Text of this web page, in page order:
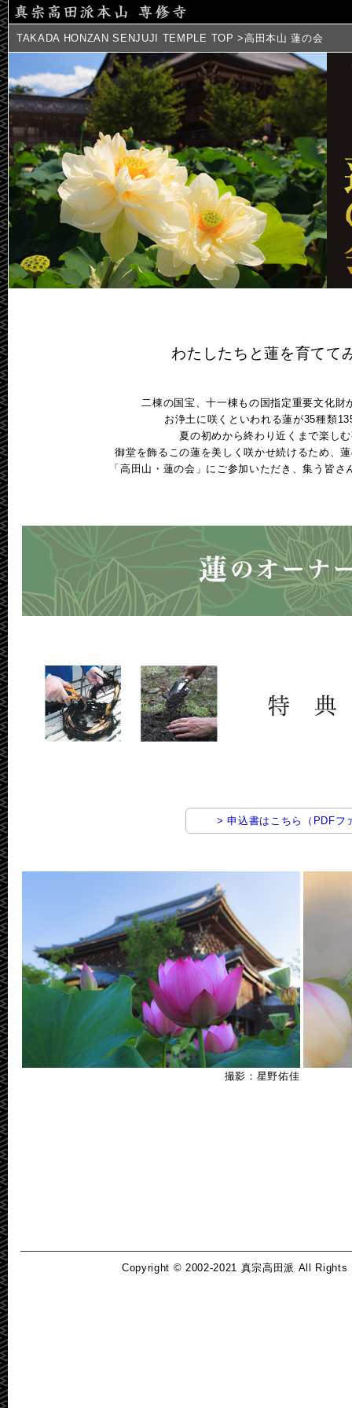
TAKADA HONZAN SENJUJI TEMPLE TOP >高田本山 蓮の会
わたしたちと蓮を育てて
二棟の国宝、十一棟もの国指定重要文化財
お浄土に咲くといわれる蓮が35種類
夏の初めから終わり近くまで楽し
御堂を飾るこの蓮を美しく咲かせ続けるため、
「高田山・蓮の会」にご参加いただき、集う皆
> 申込書はこちら（PDFフ
撮影：星野佑佳
Copyright © 2002-2021 真宗高田派 All